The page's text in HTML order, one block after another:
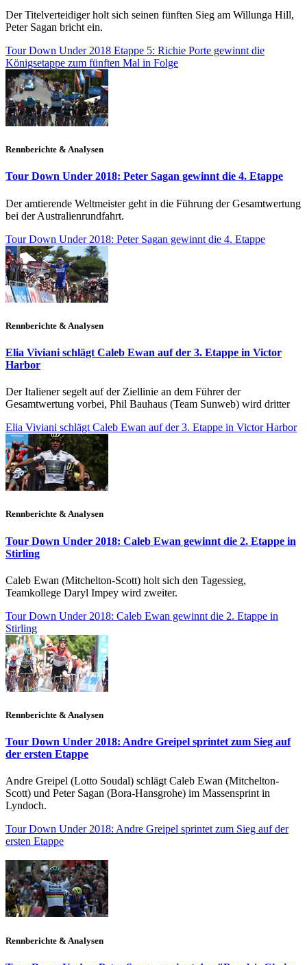
Der Titelverteidiger holt sich seinen fünften Sieg am Willunga Hill,
Peter Sagan bricht ein.
Tour Down Under 2018 Etappe 5: Richie Porte gewinnt die
Königsetappe zum fünften Mal in Folge
Rennberichte & Analysen
Tour Down Under 2018: Peter Sagan gewinnt die 4. Etappe
Der amtierende Weltmeister geht in die Führung der Gesamtwertung
bei der Australienrundfahrt.
Tour Down Under 2018: Peter Sagan gewinnt die 4. Etappe
Rennberichte & Analysen
Elia Viviani schlägt Caleb Ewan auf der 3. Etappe in Victor
Harbor
Der Italiener segelt auf der Ziellinie an dem Führer der
Gesamtwertung vorbei, Phil Bauhaus (Team Sunweb) wird dritter
Elia Viviani schlägt Caleb Ewan auf der 3. Etappe in Victor Harbor
Rennberichte & Analysen
Tour Down Under 2018: Caleb Ewan gewinnt die 2. Etappe in
Stirling
Caleb Ewan (Mitchelton-Scott) holt sich den Tagessieg,
Teamkollege Daryl Impey wird zweiter.
Tour Down Under 2018: Caleb Ewan gewinnt die 2. Etappe in
Stirling
Rennberichte & Analysen
Tour Down Under 2018: Andre Greipel sprintet zum Sieg auf
der ersten Etappe
Andre Greipel (Lotto Soudal) schlägt Caleb Ewan (Mitchelton-
Scott) und Peter Sagan (Bora-Hansgrohe) im Massensprint in
Lyndoch.
Tour Down Under 2018: Andre Greipel sprintet zum Sieg auf der
ersten Etappe
Rennberichte & Analysen